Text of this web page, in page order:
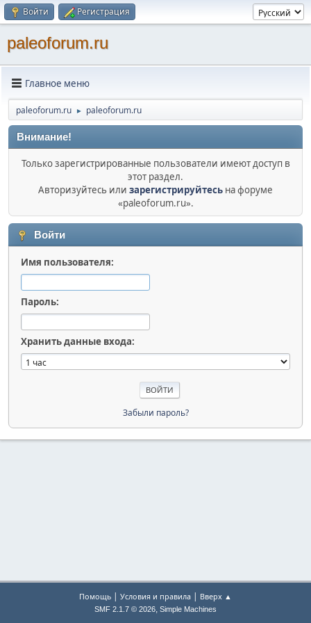
Войти Регистрация
paleoforum.ru
Главное меню
paleoforum.ru ► paleoforum.ru
Внимание!
Только зарегистрированные пользователи имеют доступ в
этот раздел.
Авторизуйтесь или зарегистрируйтесь на форуме
«paleoforum.ru».
Войти
Имя пользователя:
Пароль:
Хранить данные входа:
Забыли пароль?
Помощь | Условия и правила | Вверх ▲
SMF 2.1.7 © 2026, Simple Machines